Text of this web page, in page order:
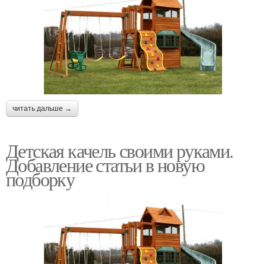
читать дальше →
Детская качель своими руками.
Добавление статьи в новую
подборку